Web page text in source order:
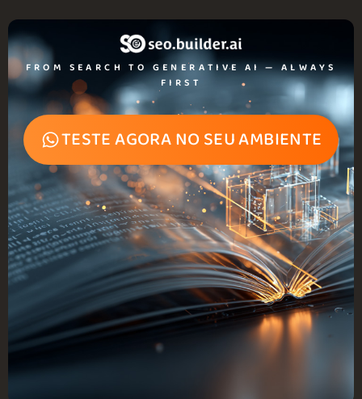
FROM SEARCH TO GENERATIVE AI — ALWAYS
FIRST
TESTE AGORA NO SEU AMBIENTE